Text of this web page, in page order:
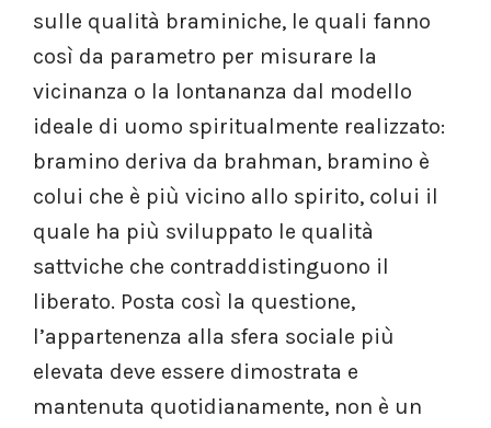
sulle qualità braminiche, le quali fanno
così da parametro per misurare la
vicinanza o la lontananza dal modello
ideale di uomo spiritualmente realizzato:
bramino deriva da brahman, bramino è
colui che è più vicino allo spirito, colui il
quale ha più sviluppato le qualità
sattviche che contraddistinguono il
liberato. Posta così la questione,
l’appartenenza alla sfera sociale più
elevata deve essere dimostrata e
mantenuta quotidianamente, non è un